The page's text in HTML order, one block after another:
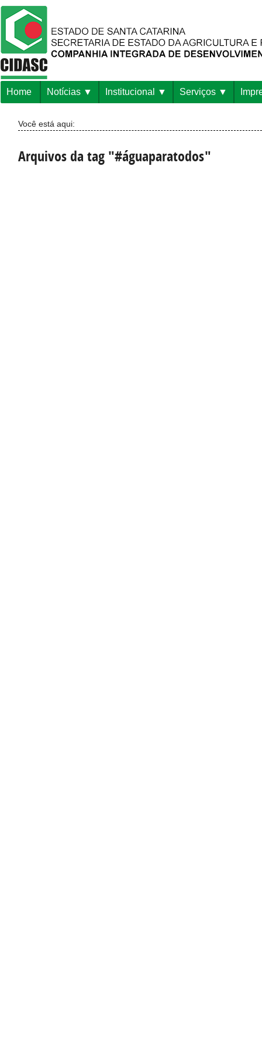
Home Notícias Institucional Serviços
Você está aqui:
Arquivos da tag "#águaparatodos"